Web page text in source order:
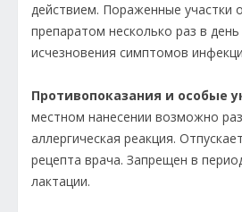
действием. Пораженные участки
препаратом несколько раз в
исчезновения симптомов
Противопоказания и особые
местном нанесении возможно
аллергическая реакция.
рецепта врача. Запрещен в
лактации.